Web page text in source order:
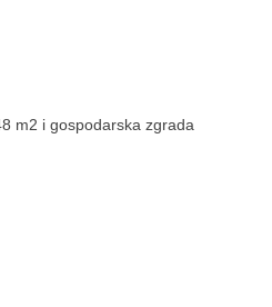
m2 i gospodarska zgrada